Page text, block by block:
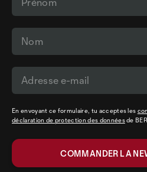
En envoyant ce formulaire, tu acceptes les
déclaration de protection des donnéesde